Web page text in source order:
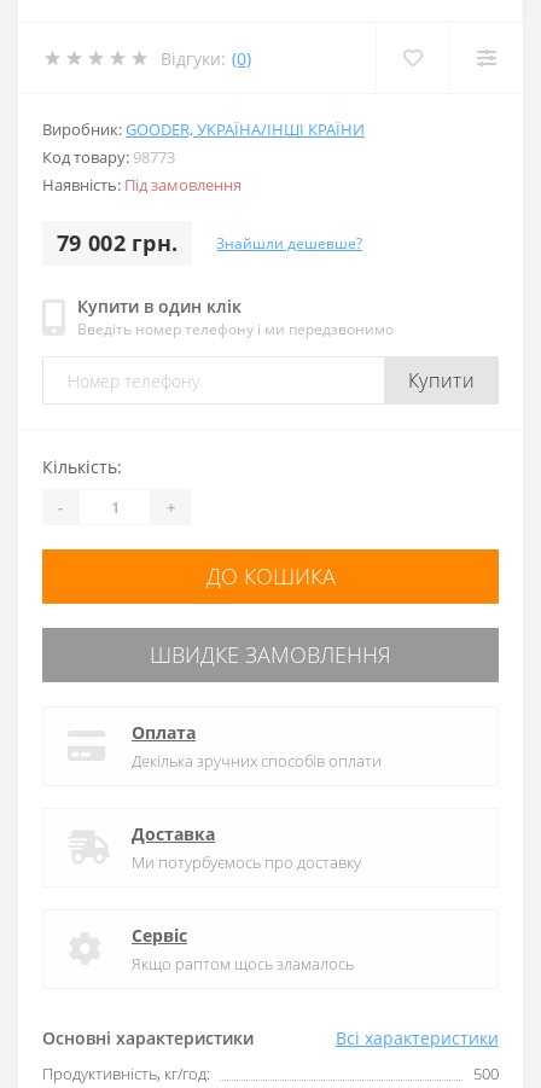
Відгуки: (0)
Виробник:GOODER, УКРАЇНА/ІНШІ КРАЇНИ
Код товару: 98773
Наявність: Під замовлення
79 002 грн. Знайшли дешевше?
Купити в один клік
Введіть номер телефону і ми передзвонимо
Купити
Основні характеристики Всі характеристики
Продуктивність, кг/год:
500
Кількість:
- +
ДО КОШИКА
ШВИДКЕ ЗАМОВЛЕННЯ
Оплата
Декілька зручних способів оплати
Доставка
Ми потурбуємось про доставку
Сервіс
Якщо раптом щось зламалось